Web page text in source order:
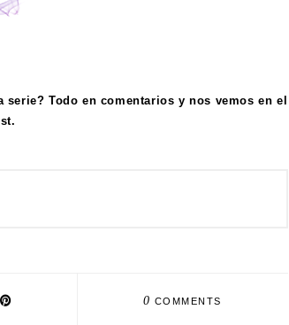
Todo en comentarios y nos vemos en el
0 COMMENTS